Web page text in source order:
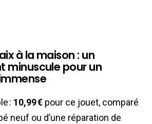
à la maison : un
minuscule pour un
: 10,99 € pour ce jouet, comparé
neuf ou d’une réparation de